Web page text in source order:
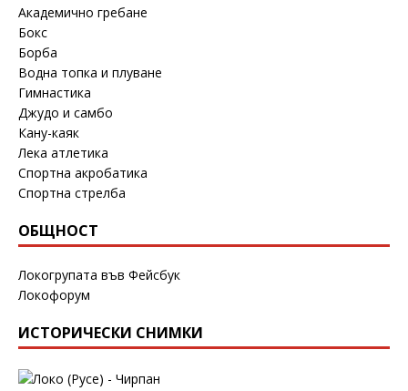
Академично гребане
Бокс
Борба
Водна топка и плуване
Гимнастика
Джудо и самбо
Кану-каяк
Лека атлетика
Спортна акробатика
Спортна стрелба
ОБЩНОСТ
Локогрупата във Фейсбук
Локофорум
ИСТОРИЧЕСКИ СНИМКИ